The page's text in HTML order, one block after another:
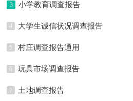
3 小学教育调查报告
4 大学生诚信状况调查报告
5 村庄调查报告通用
6 玩具市场调查报告
7 土地调查报告